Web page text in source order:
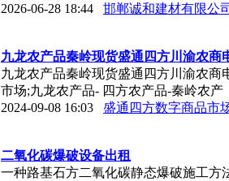
2026-06-28 18:44
邯郸诚和建材有限公
九龙农产品秦岭现货盛通四方川渝农商
九龙农产品秦岭现货盛通四方川渝农
市场;九龙农产品- 四方农产品-秦岭农产
2024-09-08 16:03
盛通四方数字商品市
二氧化碳爆破设备出租
一种路基石方二氧化碳静态爆破施工方